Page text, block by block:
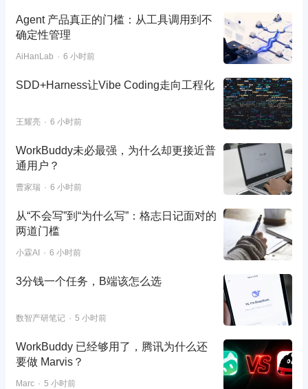
Agent 产品真正的门槛：从工具调用到不
确定性管理
AiHanLab 6 小时前
SDD+Harness让Vibe Coding走向工程化
王耀亮 6 小时前
WorkBuddy未必最强，为什么却更接近普
通用户？
曹家瑞 6 小时前
从“不会写”到“为什么写”：格志日记面对的
两道门槛
小霖AI 6 小时前
3分钱一个任务，B端该怎么选
数智产研笔记 5 小时前
WorkBuddy 已经够用了，腾讯为什么还
要做 Marvis？
Marc 5 小时前